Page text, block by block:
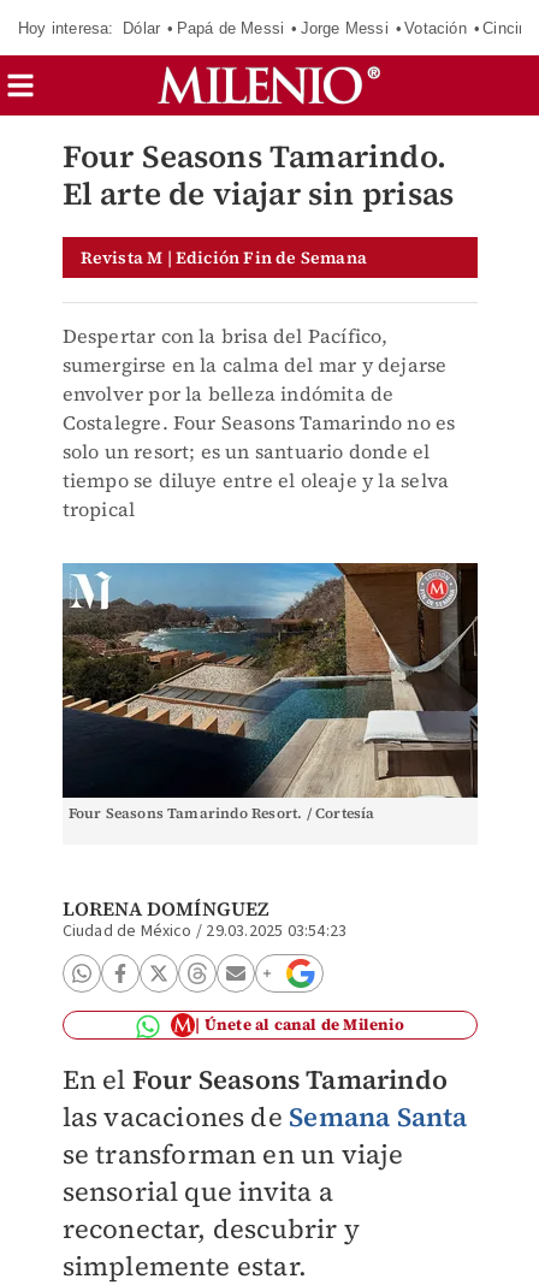
Hoy interesa: Dólar Papá de Messi Jorge Messi Votación
Four Seasons Tamarindo.
El arte de viajar sin prisas
Revista M | Edición Fin de Semana
Despertar con la brisa del Pacífico,
sumergirse en la calma del mar y dejarse
envolver por la belleza indómita de
Costalegre. Four Seasons Tamarindo no es
solo un resort; es un santuario donde el
tiempo se diluye entre el oleaje y la selva
tropical
Four Seasons Tamarindo Resort. / Cortesía
LORENA DOMÍNGUEZ
Ciudad de México / 29.03.2025 03:54:23
Únete al canal de Milenio
En el Four Seasons Tamarindo
las vacaciones de Semana Santa
se transforman en un viaje
sensorial que invita a
reconectar, descubrir y
simplemente estar.